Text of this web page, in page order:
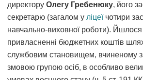
директору Олегу Гребенюку, його
секретарю (загалом у ліцеїчотири
навчально-виховної роботи). Йшлося
привласненні бюджетних коштів
службовим становищем, вчиненому
змовою групою осіб, в особливо